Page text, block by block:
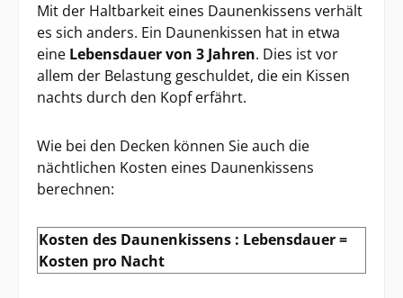
Mit der Haltbarkeit eines Daunenkissens verhält
es sich anders. Ein Daunenkissen hat in etwa
eine Lebensdauer von 3 Jahren. Dies ist vor
allem der Belastung geschuldet, die ein Kissen
nachts durch den Kopf erfährt.
Wie bei den Decken können Sie auch die
nächtlichen Kosten eines Daunenkissens
berechnen:
Kosten des Daunenkissens : Lebensdauer =
Kosten pro Nacht